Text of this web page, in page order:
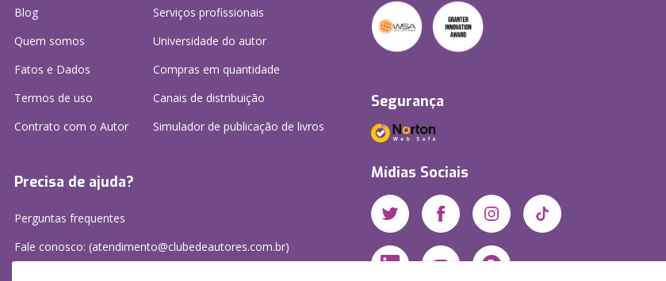
Blog
Quem somos
Fatos e Dados
Termos de uso
Contrato com o Autor
Serviços profissionais
Universidade do autor
Compras em quantidade
Canais de distribuição
Simulador de publicação de livros
Precisa de ajuda?
Perguntas frequentes
Fale conosco: (atendimento@clubedeautores.com.br)
Segurança
Mídias Sociais